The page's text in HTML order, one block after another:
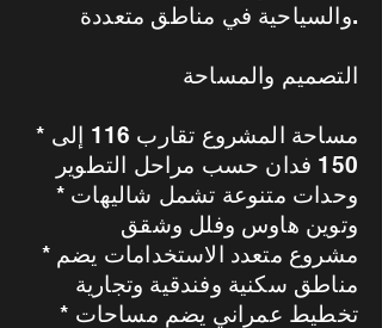
والسياحية في مناطق متعددة.
التصميم والمساحة
* مساحة المشروع تقارب 116 إلى
150 فدان حسب مراحل التطوير
* وحدات متنوعة تشمل شاليهات
وتوين هاوس وفلل وشقق
* مشروع متعدد الاستخدامات يضم
مناطق سكنية وفندقية وتجارية
* تخطيط عمراني يضم مساحات